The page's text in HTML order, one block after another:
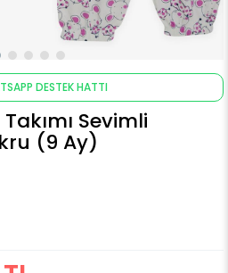
DESTEK HATTI
Sevimli
(9 Ay)